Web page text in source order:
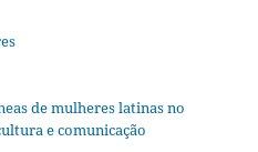
de mulheres latinas no
e comunicação